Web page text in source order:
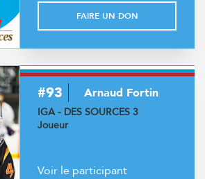
FAIRE UN DON
#93 Arnaud Fortin
IGA - DES SOURCES 3
Joueur
Voir le participant